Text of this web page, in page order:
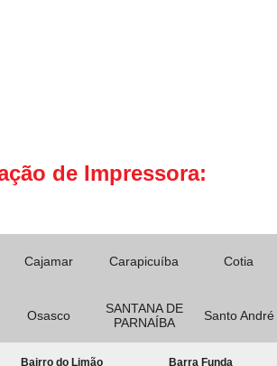
de Impressora:
Cajamar Carapicuíba Cotia
Osasco
SANTANA DE
PARNAÍBA
Santo André
Bairro do Limão Barra Funda